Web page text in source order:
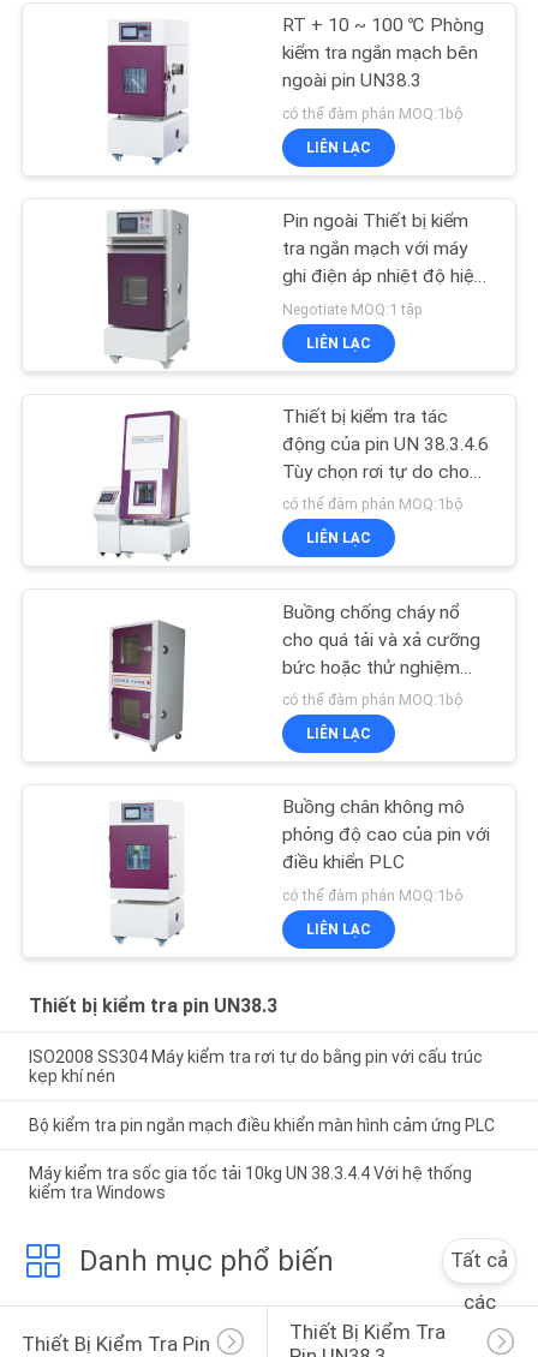
RT + 10 ~ 100 ℃ Phòng
kiểm tra ngắn mạch bên
ngoài pin UN38.3
có thể đàm phán MOQ:1bộ
LIÊN LẠC
Pin ngoài Thiết bị kiểm
tra ngắn mạch với máy
ghi điện áp nhiệt độ hiện
tại
Negotiate MOQ:1 tập
LIÊN LẠC
Thiết bị kiểm tra tác
động của pin UN 38.3.4.6
Tùy chọn rơi tự do cho
pin Lithium
có thể đàm phán MOQ:1bộ
LIÊN LẠC
Buồng chống cháy nổ
cho quá tải và xả cưỡng
bức hoặc thử nghiệm
bình áp lực cao
UN38.3.4.7 & 8
có thể đàm phán MOQ:1bộ
LIÊN LẠC
Buồng chân không mô
phỏng độ cao của pin với
điều khiển PLC
có thể đàm phán MOQ:1bộ
LIÊN LẠC
Thiết bị kiểm tra pin UN38.3
ISO2008 SS304 Máy kiểm tra rơi tự do bằng pin với cấu trúc
kẹp khí nén
Bộ kiểm tra pin ngắn mạch điều khiển màn hình cảm ứng PLC
Máy kiểm tra sốc gia tốc tải 10kg UN 38.3.4.4 Với hệ thống
kiểm tra Windows
Danh mục phổ biến
Tất cả
các
Thiết Bị Kiểm Tra Pin
Thiết Bị Kiểm Tra